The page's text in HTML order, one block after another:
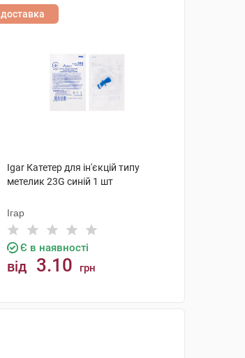
доставка
Igar Катетер для ін'єкцій типу
метелик 23G синій 1 шт
Ігар
Є в наявності
від 3.10 грн